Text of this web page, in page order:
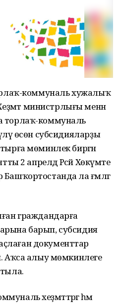
коммуналь хужалыҡ
министрлығы менән
торлаҡ-коммуналь
өсөн субсидияларҙы
мөминлек биргән
2 апрелдә Рәсәй Хөкүмәте
ла ғәмәлгә
граждандарға
барып, субсидия
документтар
Аҡса алыу мөмкинлеге
хеҙмәттәргә һәм